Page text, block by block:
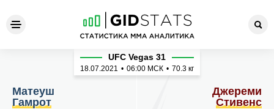
Матеуш Гамрот - Джереми
Матеуш
Гамрот
UFC Vegas 31
18.07.2021 • 06:00 МСК • 70.3 кг
Джереми
Стивенс